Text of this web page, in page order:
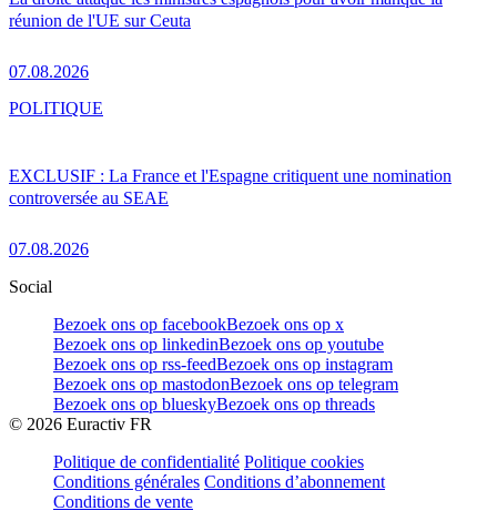
réunion de l'UE sur Ceuta
07.08.2026
EXCLUSIF : La France et l'Espagne critiquent une nomination
controversée au SEAE
07.08.2026
POLITIQUE
Social
Bezoek ons op facebookBezoek ons op x
Bezoek ons op linkedinBezoek ons op youtube
Bezoek ons op rss-feedBezoek ons op instagram
Bezoek ons op mastodonBezoek ons op telegram
Bezoek ons op blueskyBezoek ons op threads
© 2026 Euractiv FR
Politique de confidentialité Politique cookies
Conditions générales Conditions d’abonnement
Conditions de vente